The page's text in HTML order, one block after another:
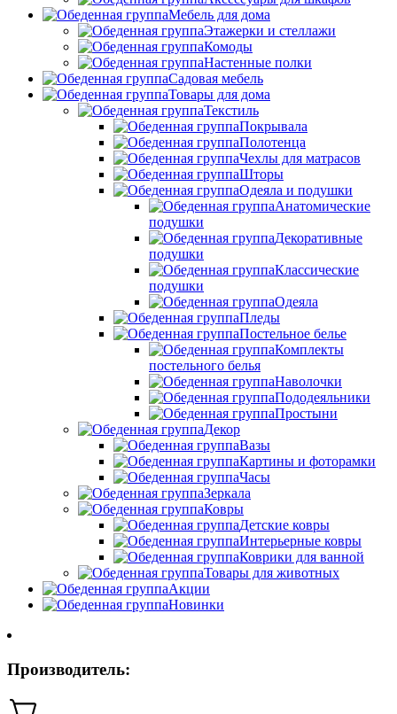
Мебель для дома
Этажерки и стеллажи
Комоды
Настенные полки
Садовая мебель
Товары для дома
Текстиль
Покрывала
Полотенца
Чехлы для матрасов
Шторы
Одеяла и подушки
Анатомические
подушки
Декоративные
подушки
Классические
подушки
Одеяла
Пледы
Постельное белье
Комплекты
постельного белья
Наволочки
Пододеяльники
Простыни
Декор
Вазы
Картины и фоторамки
Часы
Зеркала
Ковры
Детские ковры
Интерьерные ковры
Коврики для ванной
Товары для животных
Акции
Новинки
Производитель: